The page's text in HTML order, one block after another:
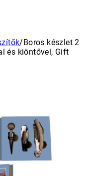
/Boros készlet 2
és kiöntővel, Gift